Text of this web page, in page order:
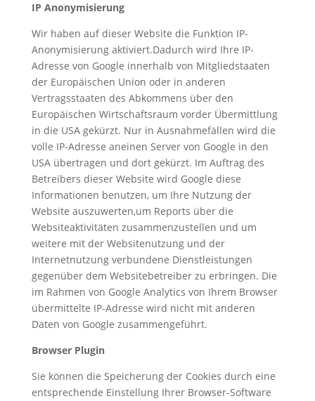
IP Anonymisierung
Wir haben auf dieser Website die Funktion IP-
Anonymisierung aktiviert.Dadurch wird Ihre IP-
Adresse von Google innerhalb von Mitgliedstaaten
der Europäischen Union oder in anderen
Vertragsstaaten des Abkommens über den
Europäischen Wirtschaftsraum vorder Übermittlung
in die USA gekürzt. Nur in Ausnahmefällen wird die
volle IP-Adresse aneinen Server von Google in den
USA übertragen und dort gekürzt. Im Auftrag des
Betreibers dieser Website wird Google diese
Informationen benutzen, um Ihre Nutzung der
Website auszuwerten,um Reports über die
Websiteaktivitäten zusammenzustellen und um
weitere mit der Websitenutzung und der
Internetnutzung verbundene Dienstleistungen
gegenüber dem Websitebetreiber zu erbringen. Die
im Rahmen von Google Analytics von Ihrem Browser
übermittelte IP-Adresse wird nicht mit anderen
Daten von Google zusammengeführt.
Browser Plugin
Sie können die Speicherung der Cookies durch eine
entsprechende Einstellung Ihrer Browser-Software